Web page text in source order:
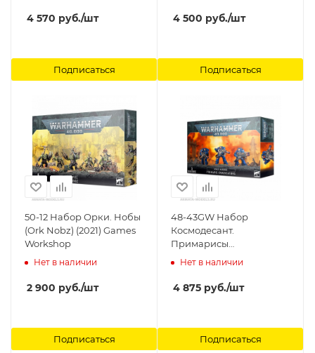
4 570 руб./шт
Подписаться
4 500 руб./шт
Подписаться
50-12 Набор Орки. Нобы
(Ork Nobz) (2021) Games
Workshop
Нет в наличии
2 900 руб./шт
Подписаться
48-43GW Набор
Космодесант.
Примарисы
Ликвидаторы (Space
Eradicators) Games
Workshop
Нет в наличии
4 875 руб./шт
Подписаться